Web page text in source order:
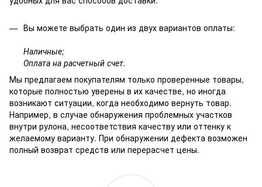
Вы можете выбрать один из двух вариантов оплаты:
Наличные;
Оплата на расчетный счет.
Мы предлагаем покупателям только проверенные товары,
которые полностью уверены в их качестве, но иногда
возникают ситуации, когда необходимо вернуть товар.
Например, в случае обнаружения проблемных участков
внутри рулона, несоответствия качеству или оттенку к
желаемому варианту. При обнаружении дефекта возможен
полный возврат средств или перерасчет цены.